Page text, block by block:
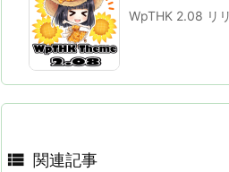
WpTHK 2.08 リ
 関連記事